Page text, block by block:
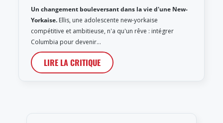
Un changement bouleversant dans la vie d'une New-
Yorkaise. Ellis, une adolescente new-yorkaise
compétitive et ambitieuse, n'a qu'un rêve : intégrer
Columbia pour devenir…
LIRE LA CRITIQUE